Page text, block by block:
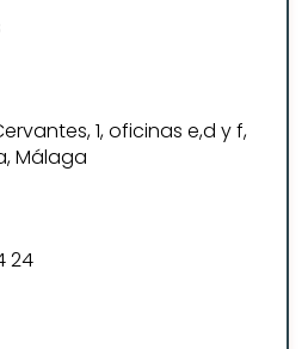
1, oficinas e,d y f,
Málaga
24